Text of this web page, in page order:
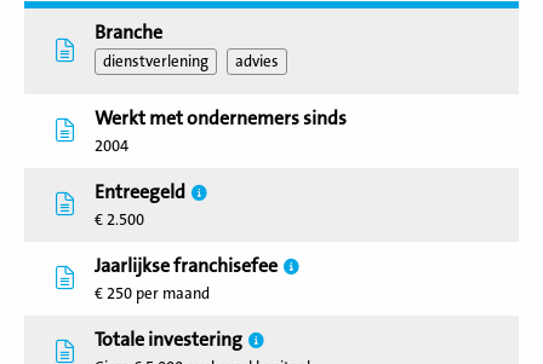
Branche
dienstverlening advies
Werkt met ondernemers sinds
2004
Entreegeld
€ 2.500
Jaarlijkse franchisefee
€ 250 per maand
Totale investering